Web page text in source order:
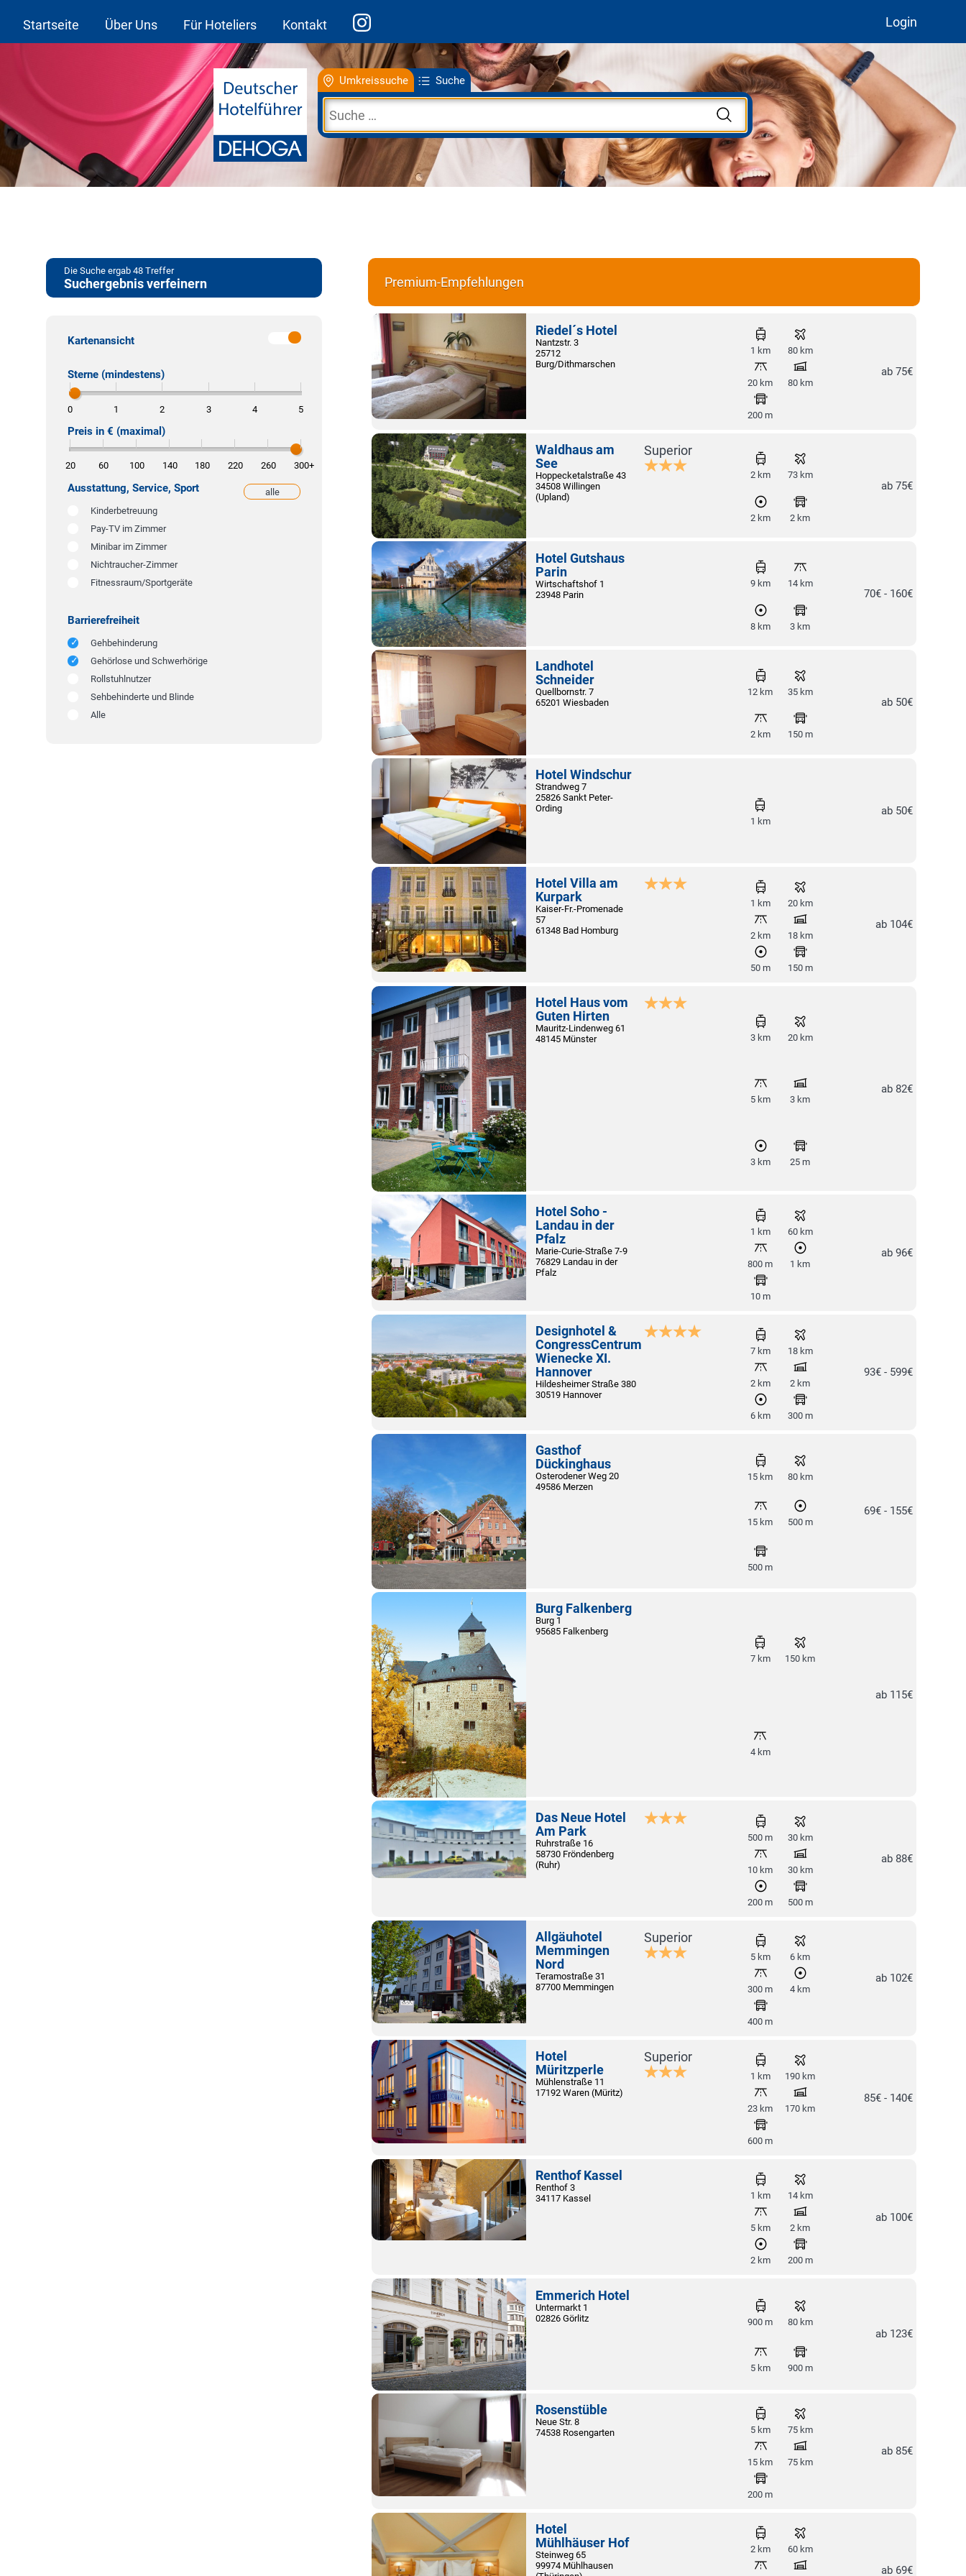
Startseite Über Uns Für Hoteliers Kontakt Login
Umkreissuche Suche
Premium-Empfehlungen
Riedel´s Hotel
Nantzstr. 3
25712
Burg/Dithmarschen
1 km 80 km
20 km 80 km
200 m
ab 75€
Waldhaus am
See
Hoppecketalstraße 43
34508 Willingen
(Upland)
Superior
2 km 73 km
2 km 2 km
ab 75€
Hotel Gutshaus
Parin
Wirtschaftshof 1
23948 Parin
9 km 14 km
8 km 3 km
70€ - 160€
Landhotel
Schneider
Quellbornstr. 7
65201 Wiesbaden
12 km 35 km
2 km 150 m
ab 50€
Hotel Windschur
Strandweg 7
25826 Sankt Peter-
Ording
1 km
ab 50€
Hotel Villa am
Kurpark
Kaiser-Fr.-Promenade
57
61348 Bad Homburg
1 km 20 km
2 km 18 km
50 m 150 m
ab 104€
Hotel Haus vom
Guten Hirten
Mauritz-Lindenweg 61
48145 Münster
3 km 20 km
5 km 3 km
3 km 25 m
ab 82€
Hotel Soho -
Landau in der
Pfalz
Marie-Curie-Straße 7-9
76829 Landau in der
Pfalz
1 km 60 km
800 m 1 km
10 m
ab 96€
Designhotel &
CongressCentrum
Wienecke XI.
Hannover
Hildesheimer Straße 380
30519 Hannover
7 km 18 km
2 km 2 km
6 km 300 m
93€ - 599€
Gasthof
Dückinghaus
Osterodener Weg 20
49586 Merzen
15 km 80 km
15 km 500 m
500 m
69€ - 155€
Burg Falkenberg
Burg 1
95685 Falkenberg
7 km 150 km
4 km
ab 115€
Das Neue Hotel
Am Park
Ruhrstraße 16
58730 Fröndenberg
(Ruhr)
500 m 30 km
10 km 30 km
200 m 500 m
ab 88€
Allgäuhotel
Memmingen
Nord
Teramostraße 31
87700 Memmingen
Superior
5 km 6 km
300 m 4 km
400 m
ab 102€
Hotel
Müritzperle
Mühlenstraße 11
17192 Waren (Müritz)
Superior
1 km 190 km
23 km 170 km
600 m
85€ - 140€
Renthof Kassel
Renthof 3
34117 Kassel
1 km 14 km
5 km 2 km
2 km 200 m
ab 100€
Emmerich Hotel
Untermarkt 1
02826 Görlitz
900 m 80 km
5 km 900 m
ab 123€
Rosenstüble
Neue Str. 8
74538 Rosengarten
5 km 75 km
15 km 75 km
200 m
ab 85€
Hotel
Mühlhäuser Hof
Steinweg 65
99974 Mühlhausen
2 km 60 km
ab 69€
Die Suche ergab 48 Treffer
Suchergebnis verfeinern
Kartenansicht
Sterne (mindestens)
0 1 2 3 4 5
Preis in € (maximal)
20 60 100 140 180 220 260 300+
alle
Ausstattung, Service, Sport
Kinderbetreuung
Pay-TV im Zimmer
Minibar im Zimmer
Nichtraucher-Zimmer
Fitnessraum/Sportgeräte
Barrierefreiheit
Gehbehinderung
Gehörlose und Schwerhörige
Rollstuhlnutzer
Sehbehinderte und Blinde
Alle